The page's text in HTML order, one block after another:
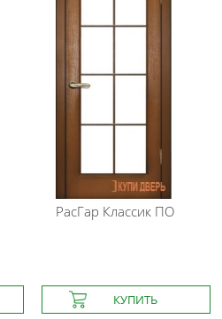
РасГар Классик ПО